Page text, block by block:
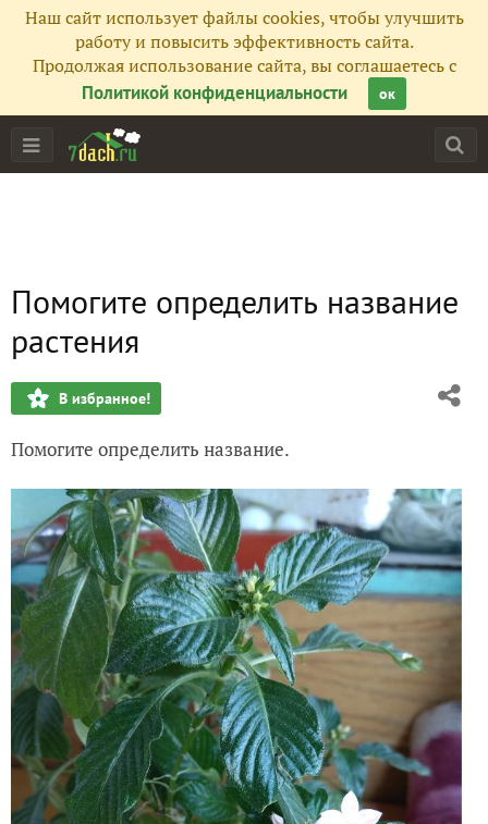
Наш сайт использует файлы cookies, чтобы улучшить
работу и повысить эффективность сайта.
Продолжая использование сайта, вы соглашаетесь с
Политикой конфиденциальности
ок
Помогите определить название
растения
В избранное!
Помогите определить название.